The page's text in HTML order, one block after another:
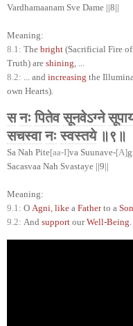
Vardhamaanam Sve Dame ||8||
Meaning:
8.1: The bright (Sacrificial Fire
Truth) are shining, ...
8.2: ... and increasing the
own Hearts).
स नः पितेव सूनवेऽग्ने
सचस्वा नः स्वस्तये॥९॥
Sa Nah Pite[aa-I]va Suunave-[A]
Sacasvaa Nah Svastaye ||9||
Meaning:
9.1: O Agni, like a Father to a Son
9.2: And support ourWell-Being.